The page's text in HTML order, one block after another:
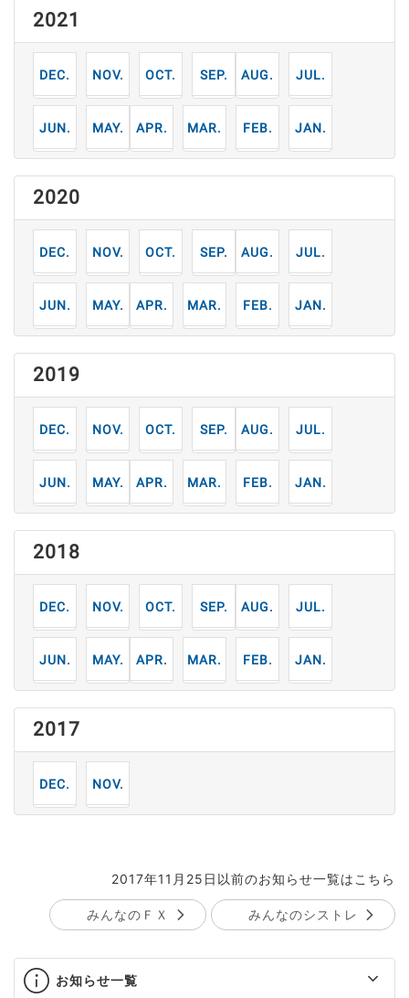
2021
12月 11月 10月 9月 8月 7月
6月 5月 4月 3月 2月 1月
2020
12月 11月 10月 9月 8月 7月
6月 5月 4月 3月 2月 1月
2019
12月 11月 10月 9月 8月 7月
6月 5月 4月 3月 2月 1月
2018
12月 11月 10月 9月 8月 7月
6月 5月 4月 3月 2月 1月
2017
12月 11月
2017年11月25日以前のお知らせ一覧はこちら
みんなのＦＸ みんなのシストレ
お知らせ一覧